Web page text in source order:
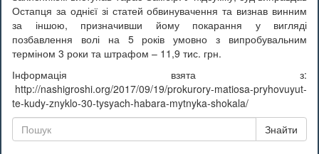
Остапця за однієї зі статей обвинувачення та визнав винним
за іншою, призначивши йому покарання у вигляді
позбавлення волі на 5 років умовно з випробувальним
терміном 3 роки та штрафом – 11,9 тис. грн.
Інформація взята з:
http://nashigroshi.org/2017/09/19/prokurory-matiosa-pryhovuyut-
te-kudy-znyklo-30-tysyach-habara-mytnyka-shokala/
Знайти